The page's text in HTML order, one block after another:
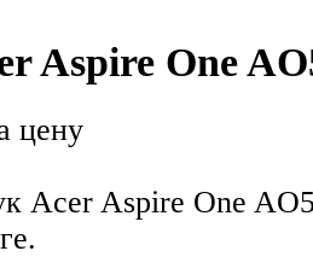
Aspire One
цену
Acer Aspire One